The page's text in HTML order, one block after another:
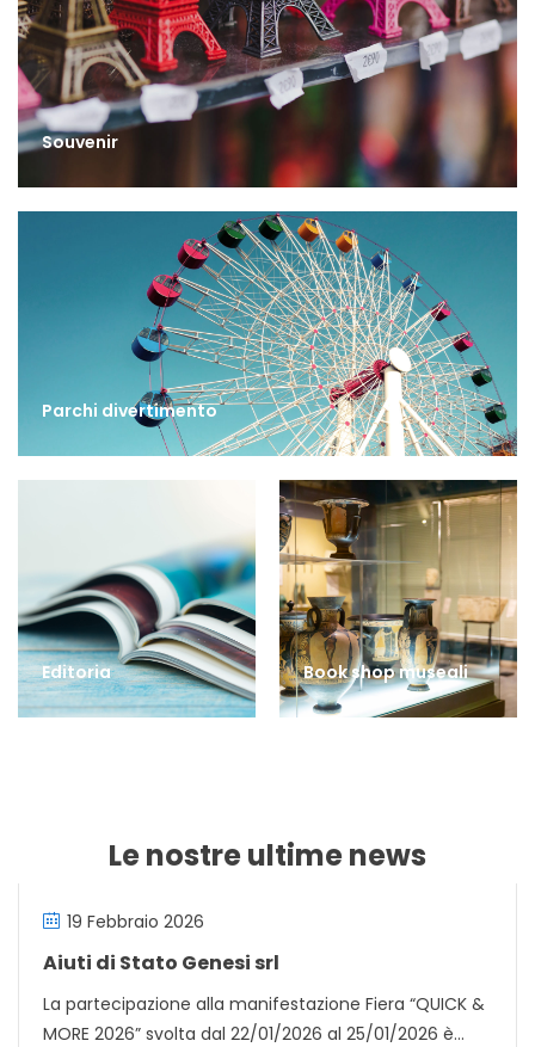
Souvenir
Parchi divertimento
Editoria Book shop museali
Le nostre ultime news
19 Febbraio 2026
Aiuti di Stato Genesi srl
La partecipazione alla manifestazione Fiera “QUICK &
MORE 2026” svolta dal 22/01/2026 al 25/01/2026 è...